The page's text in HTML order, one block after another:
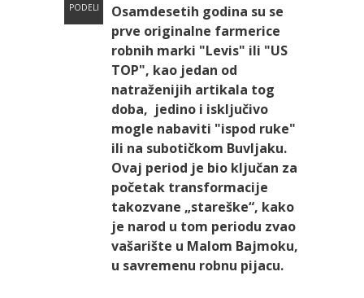
PODELI
Osamdesetih godina su se
prve originalne farmerice
robnih marki "Levis" ili "US
TOP", kao jedan od
natraženijih artikala tog
doba, jedino i isključivo
mogle nabaviti "ispod ruke"
ili na subotičkom Buvljaku.
Ovaj period je bio ključan za
početak transformacije
takozvane „stareške“, kako
je narod u tom periodu zvao
vašarište u Malom Bajmoku,
u savremenu robnu pijacu.